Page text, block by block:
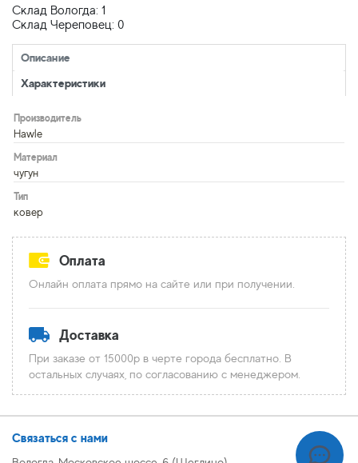
Склад Вологда: 1
Склад Череповец: 0
Описание
Характеристики
Производитель
Hawle
Материал
чугун
Тип
ковер
Оплата
Онлайн оплата прямо на сайте или при получении.
Доставка
При заказе от 15000р в черте города бесплатно. В
остальных случаях, по согласованию с менеджером.
Связаться с нами